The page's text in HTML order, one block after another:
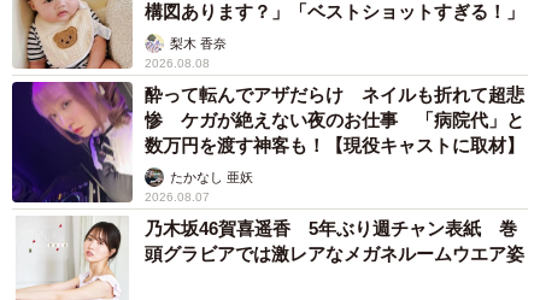
構図あります？」「ベストショットすぎる！」
梨木 香奈
2026.08.08
酔って転んでアザだらけ ネイルも折れて超悲
惨 ケガが絶えない夜のお仕事 「病院代」と
数万円を渡す神客も！【現役キャストに取材】
たかなし 亜妖
2026.08.07
乃木坂46賀喜遥香 5年ぶり週チャン表紙 巻
頭グラビアでは激レアなメガネルームウエア姿